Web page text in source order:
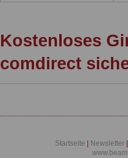
Kostenloses
comdirect
Startseite Newsletter